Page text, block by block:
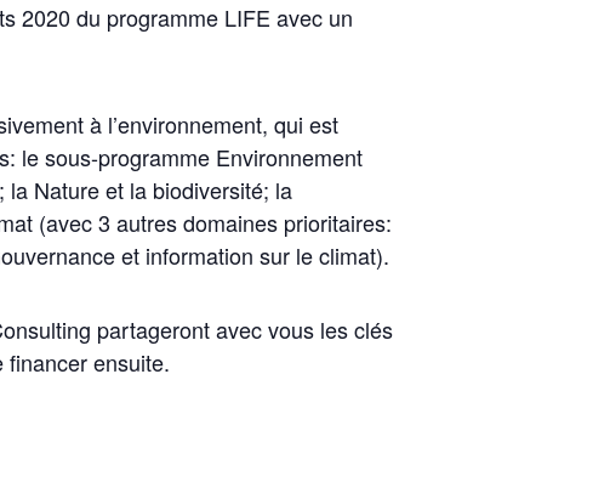
2020 du programme LIFE avec un
à l’environnement, qui est
le sous-programme Environnement
la Nature et la biodiversité; la
(avec 3 autres domaines prioritaires:
et information sur le climat).
partageront avec vous les clés
financer ensuite.